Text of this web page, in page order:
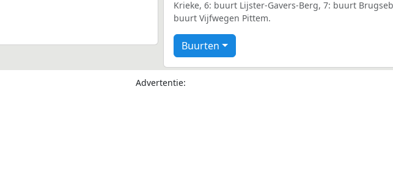
Krieke, 6: buurt Lijster-Gavers-Berg, 7: buurt
buurt Vijfwegen Pittem.
Buurten
Advertentie: